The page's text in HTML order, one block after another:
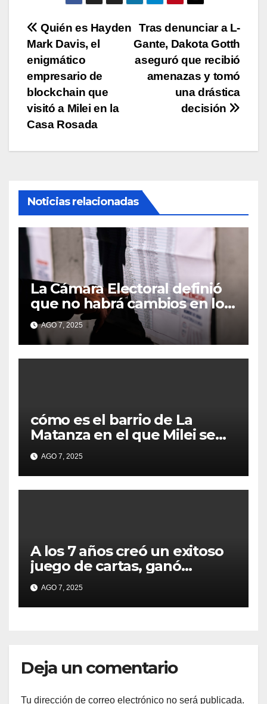
Navegación
de
entradas
Tras denunciar a L-
Gante, Dakota Gotth
aseguró que recibió
amenazas y tomó
una drástica
decisión
Quién es Hayden
Mark Davis, el
enigmático
empresario de
blockchain que
visitó a Milei en la
Casa Rosada
Noticias relacionadas
La Cámara Electoral definió
que no habrá cambios en los
lugares de votación en La
Matanza
AGO 7, 2025
cómo es el barrio de La
Matanza en el que Milei se
sacó la foto de lanzamiento
de campaña en provincia de
Buenos Aires
AGO 7, 2025
A los 7 años creó un exitoso
juego de cartas, ganó
millones y ahora vendió la
idea para cumplir su sueño
AGO 7, 2025
Deja un comentario
Tu dirección de correo electrónico no será publicada.